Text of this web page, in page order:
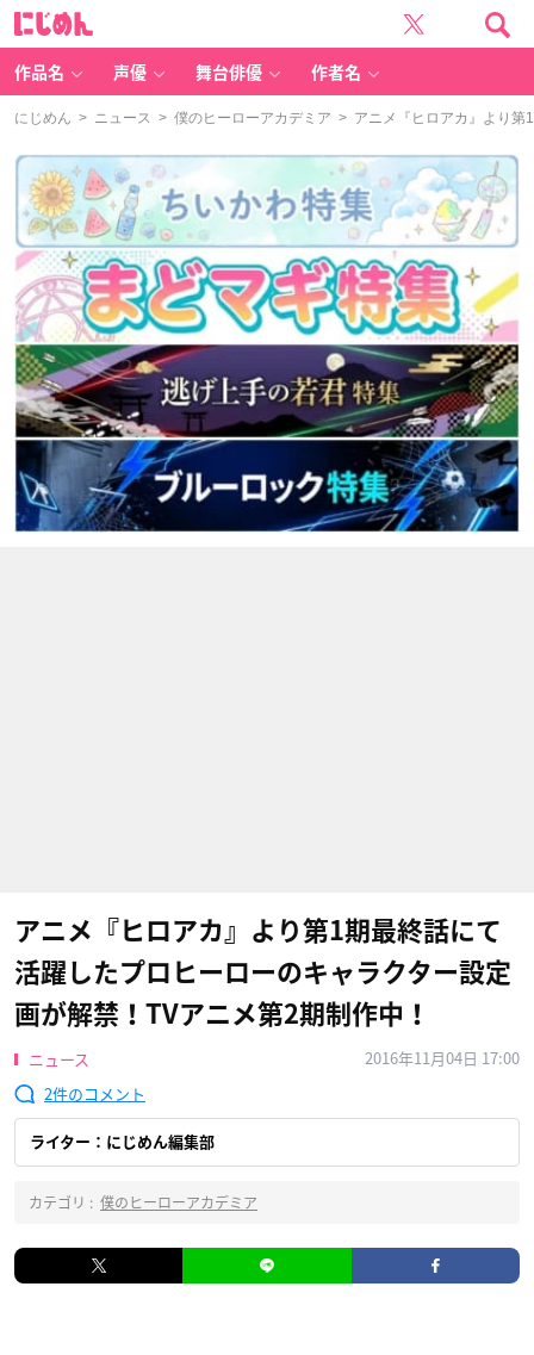
作品名 声優 舞台俳優 作者名
にじめん > ニュース > 僕のヒーローアカデミア > アニメ『ヒロアカ』より第
アニメ『ヒロアカ』より第1期最終話にて
活躍したプロヒーローのキャラクター設定
画が解禁！TVアニメ第2期制作中！
ニュース
2016年11月04日 17:00
2
ライター：にじめん編集部
カテゴリ : 僕のヒーローアカデミア